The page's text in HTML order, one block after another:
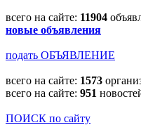
всего на сайте: 11904
новые объявления
подать ОБЪЯВЛЕНИЕ
всего на сайте: 1573
всего на сайте: 951
ПОИСК по сайту